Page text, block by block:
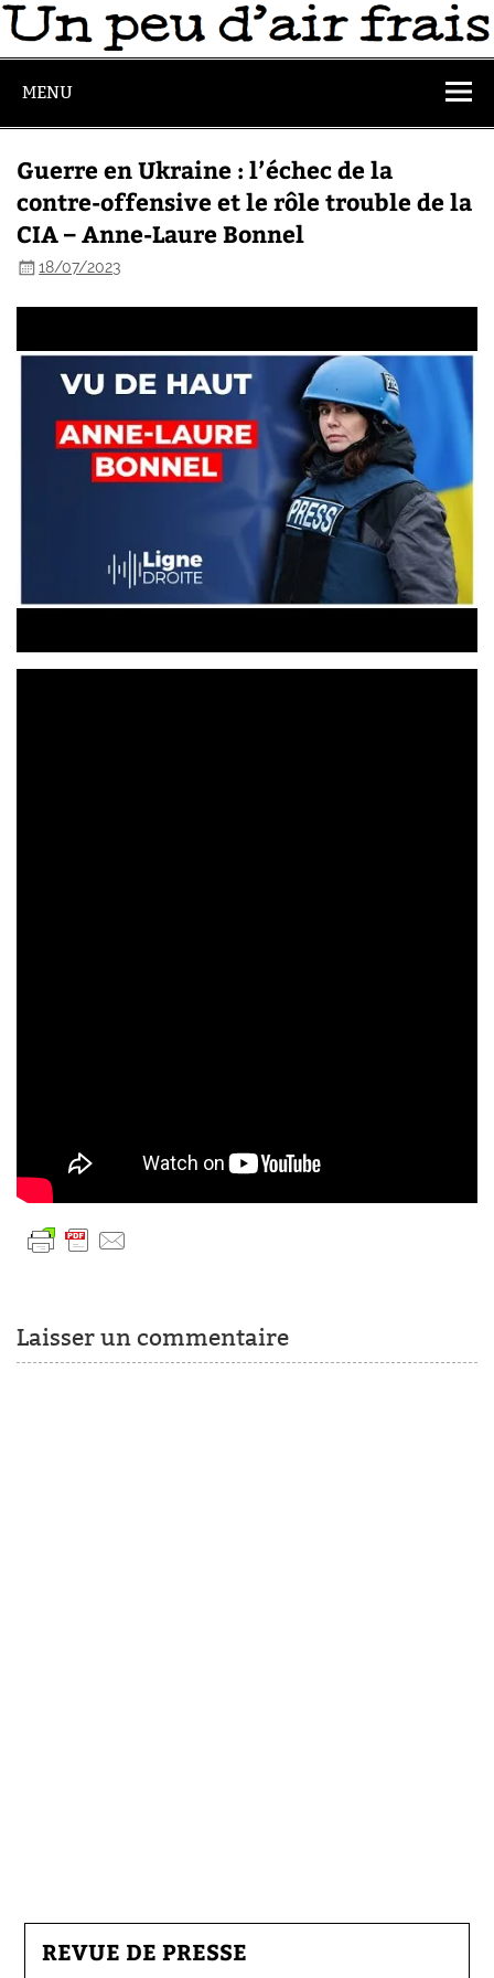
MENU
Guerre en Ukraine : l’échec de la
contre-offensive et le rôle trouble de la
CIA – Anne-Laure Bonnel
18/07/2023
Laisser un commentaire
REVUE DE PRESSE